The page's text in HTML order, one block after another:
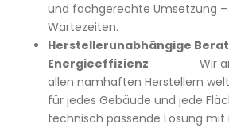
und fachgerechte Umsetzung
Wartezeiten.
Herstellerunabhängige
Energieeffizienz Wir
allen namhaften Herstellern
für jedes Gebäude und jede
technisch passende Lösung